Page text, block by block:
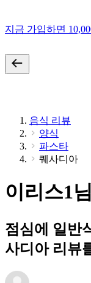
지금 가입하면
음식 리뷰
양식
파스타
퀘사디아
이리스1
점심에 일반
사디아 리뷰